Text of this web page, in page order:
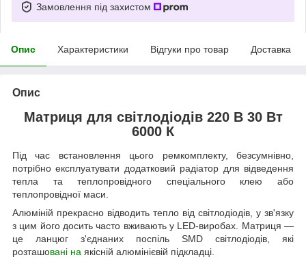
Замовлення під захистом
Опис Характеристики Відгуки про товар Доставка
Опис
Матриця для світлодіодів 220 В 30 Вт
6000 К
Під час встановлення цього ремкомплекту, безсумнівно,
потрібно експлуатувати додатковий радіатор для відведення
тепла та теплопровідного спеціального клею або
теплопровідної маси.
Алюміній прекрасно відводить тепло від світлодіодів, у зв'язку
з цим його досить часто вживають у LED-виробах. Матриця —
це ланцюг з'єднаних поспіль SMD світлодіодів, які
розташовані на якісній алюмінієвій підкладці.